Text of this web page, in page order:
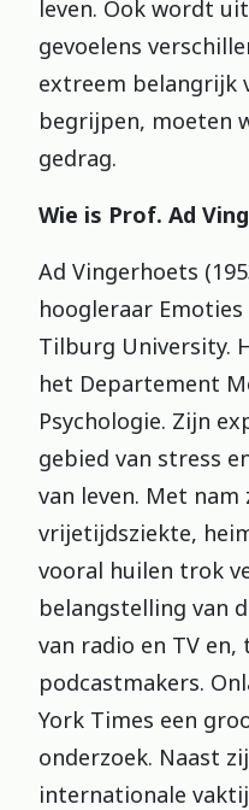
leven. Ook wordt
gevoelens
extreem belangrijk
begrijpen, moeten
gedrag.
Wie is Prof. Ad
Ad Vingerhoets
hoogleraar
Tilburg University.
het Departement
Psychologie. Zijn
gebied van stress
van leven. Met
vrijetijdsziekte,
vooral huilen trok
belangstelling van
van radio en TV
podcastmakers.
York Times een
onderzoek. Naast
internationale